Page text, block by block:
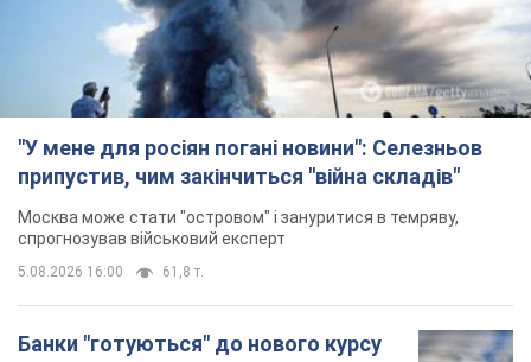
"У мене для росіян погані новини": Селезньов
припустив, чим закінчиться "війна складів"
Москва може стати "островом" і зануритися в темряву,
спрогнозував військовий експерт
5.08.2026 16:00 61,8 т.
Банки "готуються" до нового курсу